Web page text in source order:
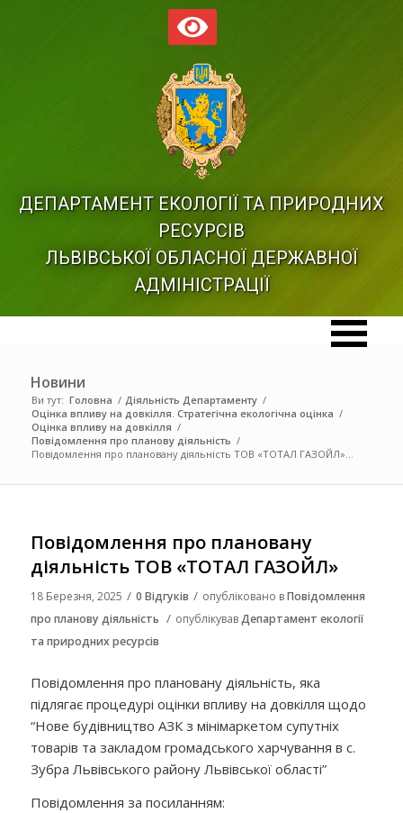
ДЕПАРТАМЕНТ ЕКОЛОГІЇ ТА ПРИРОДНИХ
РЕСУРСІВ
ЛЬВІВСЬКОЇ ОБЛАСНОЇ ДЕРЖАВНОЇ
АДМІНІСТРАЦІЇ
Новини
Ви тут: Головна / Діяльність Департаменту /
Оцінка впливу на довкілля. Стратегічна екологічна оцінка /
Оцінка впливу на довкілля /
Повідомлення про планову діяльність /
Повідомлення про плановану діяльність ТОВ «ТОТАЛ ГАЗОЙЛ»...
Повідомлення про плановану
діяльність ТОВ «ТОТАЛ ГАЗОЙЛ»
18 Березня, 2025 / 0 Відгуків / опубліковано вПовідомлення
про планову діяльність / опублікувавДепартамент екології
та природних ресурсів
Повідомлення про плановану діяльність, яка
підлягає процедурі оцінки впливу на довкілля щодо
“Нове будівництво АЗК з мінімаркетом супутніх
товарів та закладом громадського харчування в с.
Зубра Львівського району Львівської області”
Повідомлення за посиланням: